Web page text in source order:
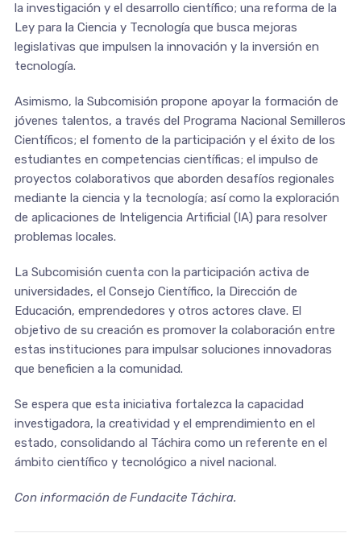
la investigación y el desarrollo científico; una reforma de la
Ley para la Ciencia y Tecnología que busca mejoras
legislativas que impulsen la innovación y la inversión en
tecnología.
Asimismo, la Subcomisión propone apoyar la formación de
jóvenes talentos, a través del Programa Nacional Semilleros
Científicos; el fomento de la participación y el éxito de los
estudiantes en competencias científicas; el impulso de
proyectos colaborativos que aborden desafíos regionales
mediante la ciencia y la tecnología; así como la exploración
de aplicaciones de Inteligencia Artificial (IA) para resolver
problemas locales.
La Subcomisión cuenta con la participación activa de
universidades, el Consejo Científico, la Dirección de
Educación, emprendedores y otros actores clave. El
objetivo de su creación es promover la colaboración entre
estas instituciones para impulsar soluciones innovadoras
que beneficien a la comunidad.
Se espera que esta iniciativa fortalezca la capacidad
investigadora, la creatividad y el emprendimiento en el
estado, consolidando al Táchira como un referente en el
ámbito científico y tecnológico a nivel nacional.
Con información de Fundacite Táchira.